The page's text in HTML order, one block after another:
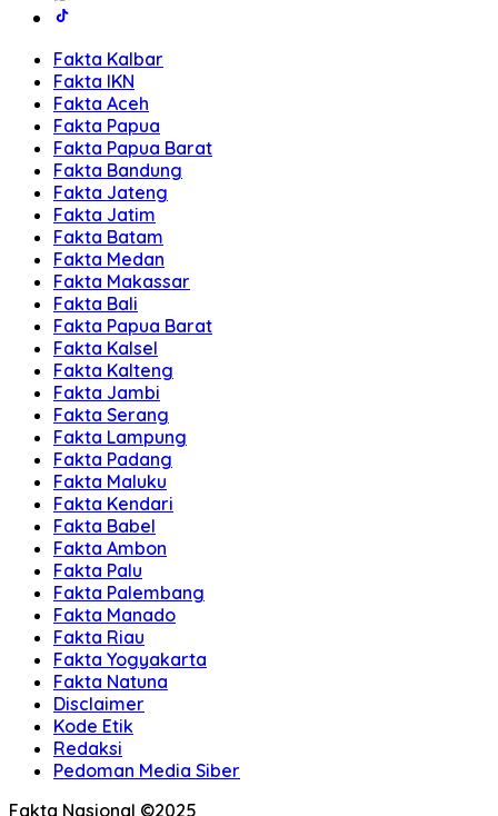
Fakta Kalbar
Fakta IKN
Fakta Aceh
Fakta Papua
Fakta Papua Barat
Fakta Bandung
Fakta Jateng
Fakta Jatim
Fakta Batam
Fakta Medan
Fakta Makassar
Fakta Bali
Fakta Papua Barat
Fakta Kalsel
Fakta Kalteng
Fakta Jambi
Fakta Serang
Fakta Lampung
Fakta Padang
Fakta Maluku
Fakta Kendari
Fakta Babel
Fakta Ambon
Fakta Palu
Fakta Palembang
Fakta Manado
Fakta Riau
Fakta Yogyakarta
Fakta Natuna
Disclaimer
Kode Etik
Redaksi
Pedoman Media Siber
Fakta Nasional ©2025